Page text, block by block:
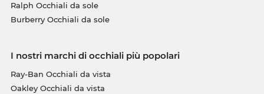
Ralph Occhiali da sole
Burberry Occhiali da sole
I nostri marchi di occhiali più popolari
Ray-Ban Occhiali da vista
Oakley Occhiali da vista